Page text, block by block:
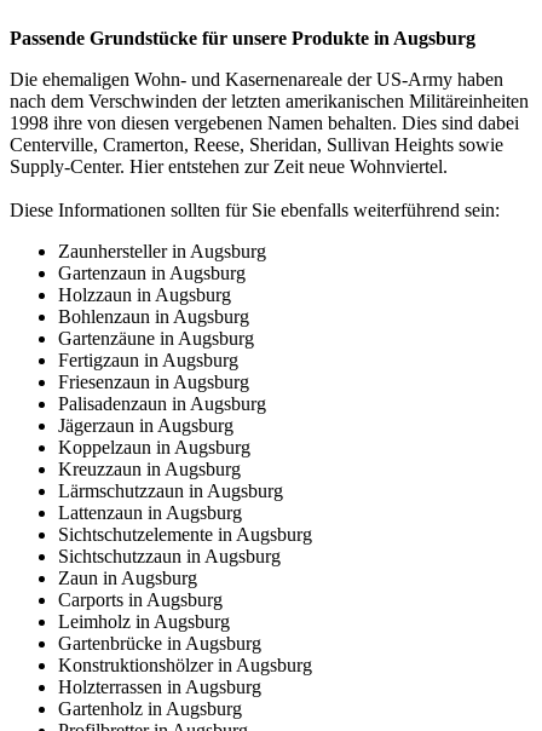
Passende Grundstücke für unsere Produkte in Augsburg
Die ehemaligen Wohn- und Kasernenareale der US-Army haben
nach dem Verschwinden der letzten amerikanischen Militäreinheiten
1998 ihre von diesen vergebenen Namen behalten. Dies sind dabei
Centerville, Cramerton, Reese, Sheridan, Sullivan Heights sowie
Supply-Center. Hier entstehen zur Zeit neue Wohnviertel.
Diese Informationen sollten für Sie ebenfalls weiterführend sein:
Zaunhersteller in Augsburg
Gartenzaun in Augsburg
Holzzaun in Augsburg
Bohlenzaun in Augsburg
Gartenzäune in Augsburg
Fertigzaun in Augsburg
Friesenzaun in Augsburg
Palisadenzaun in Augsburg
Jägerzaun in Augsburg
Koppelzaun in Augsburg
Kreuzzaun in Augsburg
Lärmschutzzaun in Augsburg
Lattenzaun in Augsburg
Sichtschutzelemente in Augsburg
Sichtschutzzaun in Augsburg
Zaun in Augsburg
Carports in Augsburg
Leimholz in Augsburg
Gartenbrücke in Augsburg
Konstruktionshölzer in Augsburg
Holzterrassen in Augsburg
Gartenholz in Augsburg